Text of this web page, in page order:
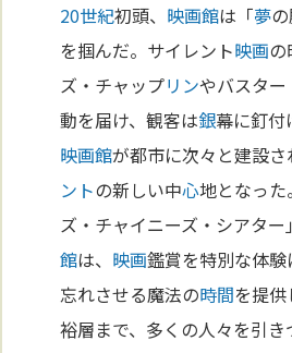
20世紀初頭、 映画館は「夢
を掴んだ。サイレント映画の
ズ・チャップリンやバスタ
動を届け、観客は銀幕に釘付
映画館が都市に次々と建設さ
ントの新しい中心地となった
ズ・チャイニーズ・シアタ
館は、 映画鑑賞を特別な体験
忘れさせる魔法の時間を提
裕層まで、多くの人々を引き